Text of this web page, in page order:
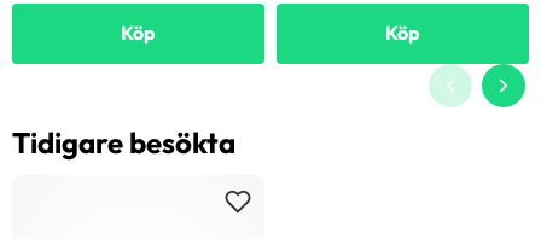
Köp Köp
Tidigare besökta